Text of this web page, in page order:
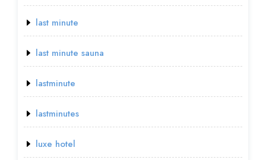
last minute
last minute sauna
lastminute
lastminutes
luxe hotel